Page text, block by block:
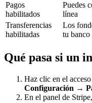
Pagos
habilitados
Puedes
línea
Transferencias
habilitadas
Los
tu banco
Qué pasa si un
Haz clic en el
Configuración →
En el panel de